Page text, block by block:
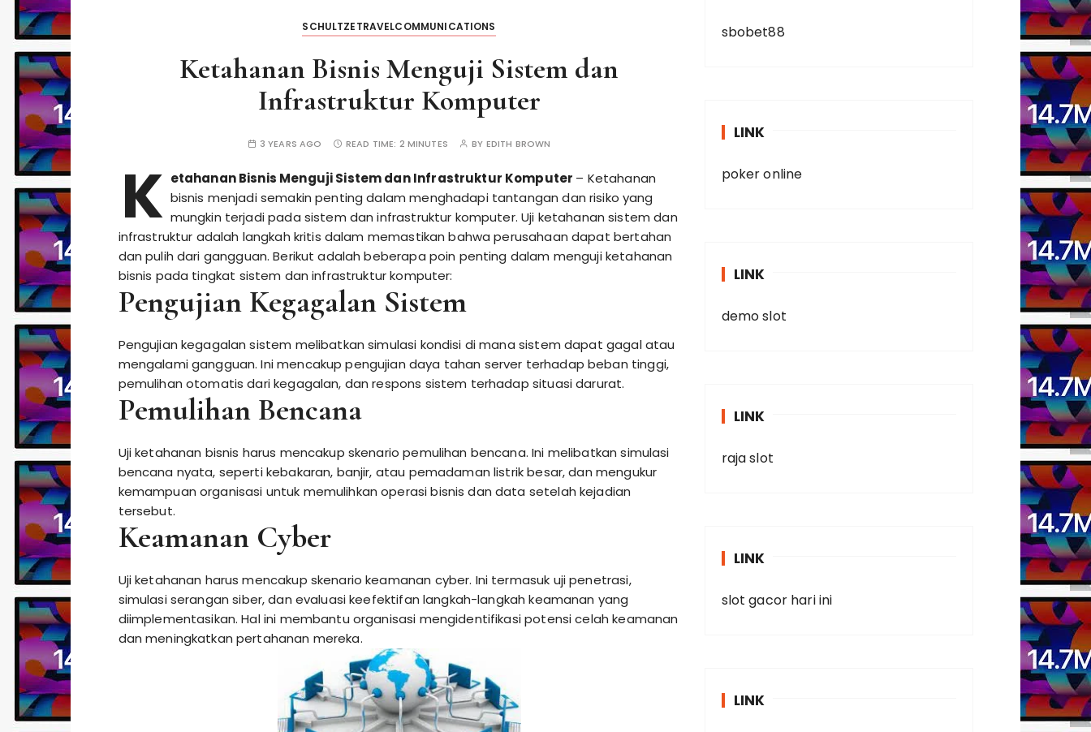
SCHULTZETRAVELCOMMUNICATIONS
Ketahanan Bisnis Menguji Sistem dan
Infrastruktur Komputer
3 YEARS AGO READ TIME: 2 MINUTES BY EDITH BROWN
K etahanan Bisnis Menguji Sistem dan Infrastruktur Komputer – Ketahanan
bisnis menjadi semakin penting dalam menghadapi tantangan dan risiko yang
mungkin terjadi pada sistem dan infrastruktur komputer. Uji ketahanan sistem dan
infrastruktur adalah langkah kritis dalam memastikan bahwa perusahaan dapat bertahan
dan pulih dari gangguan. Berikut adalah beberapa poin penting dalam menguji ketahanan
bisnis pada tingkat sistem dan infrastruktur komputer:
Pengujian Kegagalan Sistem
Pengujian kegagalan sistem melibatkan simulasi kondisi di mana sistem dapat gagal atau
mengalami gangguan. Ini mencakup pengujian daya tahan server terhadap beban tinggi,
pemulihan otomatis dari kegagalan, dan respons sistem terhadap situasi darurat.
Pemulihan Bencana
Uji ketahanan bisnis harus mencakup skenario pemulihan bencana. Ini melibatkan simulasi
bencana nyata, seperti kebakaran, banjir, atau pemadaman listrik besar, dan mengukur
kemampuan organisasi untuk memulihkan operasi bisnis dan data setelah kejadian
tersebut.
Keamanan Cyber
Uji ketahanan harus mencakup skenario keamanan cyber. Ini termasuk uji penetrasi,
simulasi serangan siber, dan evaluasi keefektifan langkah-langkah keamanan yang
diimplementasikan. Hal ini membantu organisasi mengidentifikasi potensi celah keamanan
dan meningkatkan pertahanan mereka.
sbobet88
LINK
poker online
LINK
demo slot
LINK
raja slot
LINK
slot gacor hari ini
LINK